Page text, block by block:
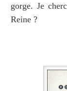
gorge. Je
Reine ?